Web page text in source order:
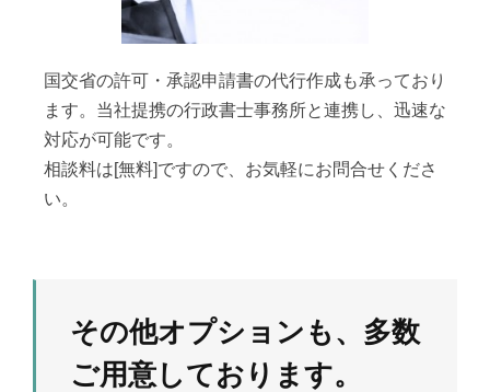
国交省の許可・承認申請書の代行作成も承っており
ます。当社提携の行政書士事務所と連携し、迅速な
対応が可能です。
相談料は[無料]ですので、お気軽にお問合せくださ
い。
その他オプションも、多数
ご用意しております。